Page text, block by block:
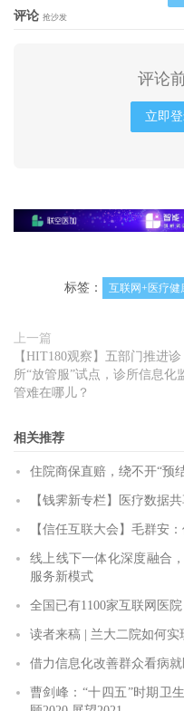
评论 抢沙发
评论
立即
标签： 互联网+医疗健
上一篇
【HIT180观察】五部门推进诊
所“放管服”试点，诊所信息化
管难在哪儿？
相关推荐
住院商保直赔，绕不开“预
【钱霁新专栏】医疗数据
【信任互联大会】毛群安
线上线下一体化深度融合
服务新模式
全国已有1100家互联网医
读者来稿 | 兰大二院如何实
借力信息化改善群众看病
曹剑峰：“十四五”时期卫